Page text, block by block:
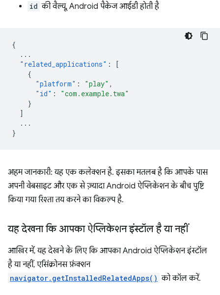
id की वैल्यू, Android पैकेज आईडी होती है
{
...
"related_applications" :
[
{
"platform" : "play" ,
"id" :
"com.example.twa"
}
]
...
}
अहम जानकारी: यह एक कलेक्शन है. इसका मतलब है कि आपके पास
अपनी वेबसाइट और एक से ज़्यादा Android ऐप्लिकेशन के बीच पुष्टि
किया गया रिश्ता तय करने का विकल्प है.
यह देखना कि आपका ऐप्लिकेशन इंस्टॉल है या नहीं
आखिर में, यह देखने के लिए कि आपका Android ऐप्लिकेशन इंस्टॉल
है या नहीं, एसिंक्रोनस फ़ंक्शन
navigator.getInstalledRelatedApps() को कॉल करें.